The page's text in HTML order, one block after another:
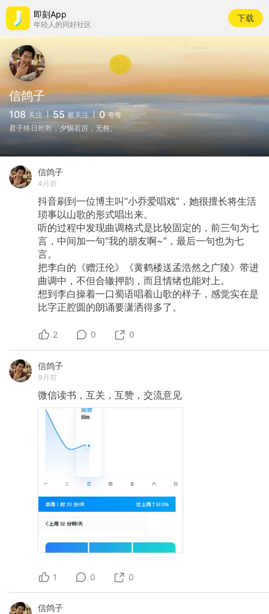
即刻App
年轻人的同好社区
下载
信鸽子
108 关注 55 被关注 0 夸夸
君子终日乾乾，夕惕若厉，无咎。
信鸽子
4月前
抖音刷到一位博主叫“小乔爱唱戏”，她很擅长将生活
琐事以山歌的形式唱出来。
听的过程中发现曲调格式是比较固定的，前三句为七
言，中间加一句“我的朋友啊~”，最后一句也为七
言。
把李白的《赠汪伦》《黄鹤楼送孟浩然之广陵》带进
曲调中，不但合辙押韵，而且情绪也能对上。
​想到李白操着一口蜀语唱着山歌的样子，感觉实在是
比字正腔圆的朗诵要潇洒得多了。
2 0 0
信鸽子
9月前
微信读书，互关，互赞，交流意见
1 0 0
信鸽子